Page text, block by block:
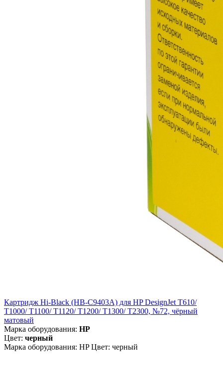
Картридж Hi-Black (HB-C9403A) для HP DesignJet T610/
T1000/ T1100/ T1120/ T1200/ T1300/ T2300, №72, чёрный
матовый
Марка оборудования: HP
Цвет: черный
Марка оборудования: HP Цвет: черный